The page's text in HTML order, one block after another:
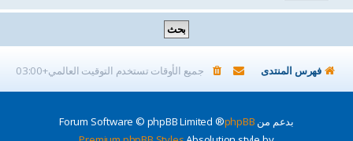
فهرس المنتدى جميع الأوقات تستخدم التوقيت العالمي+03:00
بدعم من phpBB
® Forum Software © phpBB Limited